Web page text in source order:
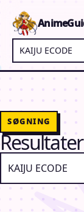
Søg på
SØGNING
Resultater